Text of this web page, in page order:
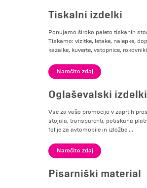
Tiskalni izdelki
Ponujamo široko paleto tiskanih
Tiskamo: vizitke, letake, nalepke,
kazalke, kuverte, vstopnice,
Naročite zdaj
Oglaševalski izdelki
Vse za vašo promocijo v zaprtih
stojala, transparenti, potiskana
folije za avtomobile in izložbe ...
Naročite zdaj
Pisarniški material